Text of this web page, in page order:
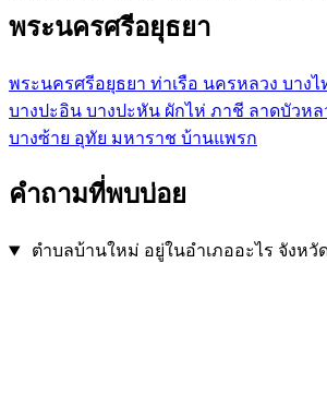
พระนครศรีอยุธยา
พระนครศรีอยุธยา ท่าเรือ นครหลวง บางไ
บางปะอิน บางปะหัน ผักไห่ ภาชี ลาดบัวหล
บางซ้าย อุทัย มหาราช บ้านแพรก
คำถามที่พบบ่อย
ตำบลบ้านใหม่ อยู่ในอำเภออะไร จังหวั